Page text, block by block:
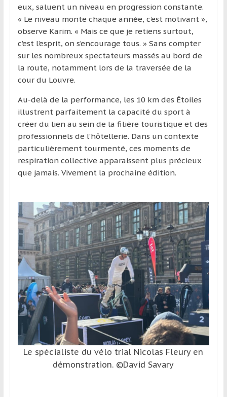
eux, saluent un niveau en progression constante.
« Le niveau monte chaque année, c’est motivant »,
observe Karim. « Mais ce que je retiens surtout,
c’est l’esprit, on s’encourage tous. » Sans compter
sur les nombreux spectateurs massés au bord de
la route, notamment lors de la traversée de la
cour du Louvre.
Au-delà de la performance, les 10 km des Étoiles
illustrent parfaitement la capacité du sport à
créer du lien au sein de la filière touristique et des
professionnels de l’hôtellerie. Dans un contexte
particulièrement tourmenté, ces moments de
respiration collective apparaissent plus précieux
que jamais. Vivement la prochaine édition.
Le spécialiste du vélo trial Nicolas Fleury en
démonstration. ©David Savary